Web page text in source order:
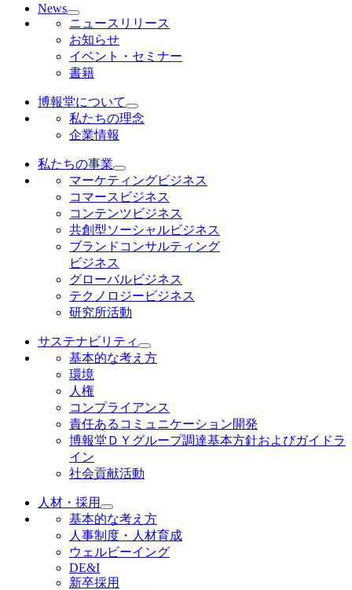
News
ニュースリリース
お知らせ
イベント・セミナー
書籍
博報堂について
私たちの理念
企業情報
私たちの事業
マーケティングビジネス
コマースビジネス
コンテンツビジネス
共創型ソーシャルビジネス
ブランドコンサルティング
ビジネス
グローバルビジネス
テクノロジービジネス
研究所活動
サステナビリティ
基本的な考え方
環境
人権
コンプライアンス
責任あるコミュニケーション開発
博報堂ＤＹグループ調達基本方針およびガイドラ
イン
社会貢献活動
人材・採用
基本的な考え方
人事制度・人材育成
ウェルビーイング
DE&I
新卒採用